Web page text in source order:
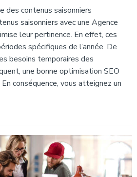
des contenus saisonniers
saisonniers avec une Agence
leur pertinence. En effet, ces
spécifiques de l’année. De
besoins temporaires des
une bonne optimisation SEO
conséquence, vous atteignez un